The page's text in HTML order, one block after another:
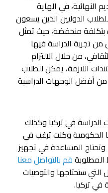
النهائية، في الهاية
الدوليين الذين يسعون
منخفضة، حيث تمثل
من تجربة الدراسة فيها
من خلال الالتزام
اللازمة، يمكن للطلاب
من أفضل الوجهات الدراسية
في تركيا وكذلك
الحكومية وكنت ترغب في
المساعدة في تجهيز
المطلوبةقم بالتواصل معنا
ستحتاجها والتوصيات
في تركيا.